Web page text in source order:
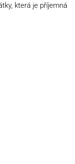
která je příjemná